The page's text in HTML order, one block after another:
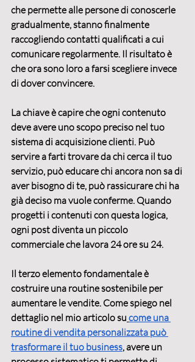
che permette alle persone di conoscerle
gradualmente, stanno finalmente
raccogliendo contatti qualificati a cui
comunicare regolarmente. Il risultato è
che ora sono loro a farsi scegliere invece
di dover convincere.
La chiave è capire che ogni contenuto
deve avere uno scopo preciso nel tuo
sistema di acquisizione clienti. Può
servire a farti trovare da chi cerca il tuo
servizio, può educare chi ancora non sa di
aver bisogno di te, può rassicurare chi ha
già deciso ma vuole conferme. Quando
progetti i contenuti con questa logica,
ogni post diventa un piccolo
commerciale che lavora 24 ore su 24.
Il terzo elemento fondamentale è
costruire una routine sostenibile per
aumentare le vendite. Come spiego nel
dettaglio nel mio articolo su come una
routine di vendita personalizzata può
trasformare il tuo business, avere un